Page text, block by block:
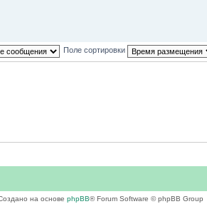
Поле сортировки
на основе phpBB® Forum Software © phpBB Group